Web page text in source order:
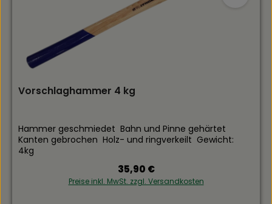
Vorschlaghammer 4 kg
Hammer geschmiedet Bahn und Pinne gehärtet
Kanten gebrochen Holz- und ringverkeilt Gewicht:
4kg
Regulärer Preis:
35,90 €
Preise inkl. MwSt. zzgl. Versandkosten